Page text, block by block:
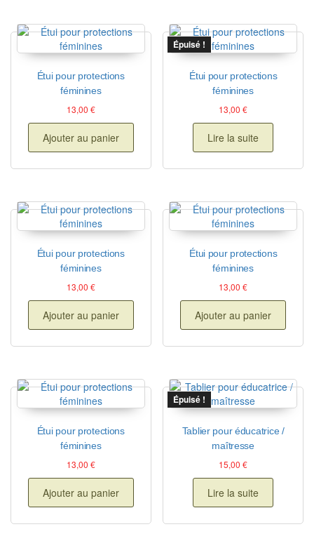
Étui pour protections
féminines
13,00 €
Ajouter au panier
Épuisé !
Étui pour protections
féminines
13,00€
Lire la suite
Étui pour protections
féminines
13,00 €
Ajouter au panier
Étui pour protections
féminines
13,00€
Ajouter au panier
Étui pour protections
féminines
13,00 €
Ajouter au panier
Épuisé !
Tablier pour éducatrice /
maîtresse
15,00€
Lire la suite